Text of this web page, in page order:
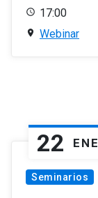
17:00
Webinar
22 ENE
Seminarios